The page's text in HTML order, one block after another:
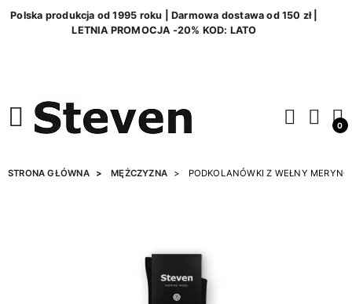
Polska produkcja od 1995 roku | Darmowa dostawa od 150 zł |
LETNIA PROMOCJA -20% KOD: LATO
0
STRONA GŁÓWNA MĘŻCZYZNA PODKOLANÓWKI Z WEŁNY